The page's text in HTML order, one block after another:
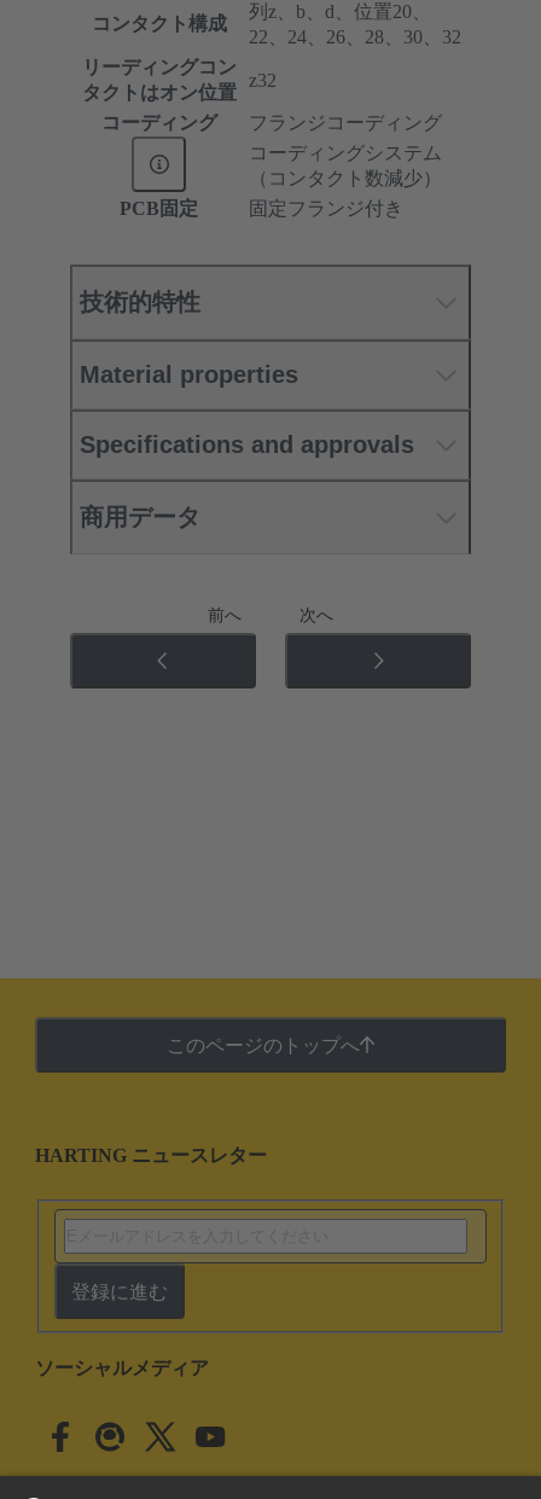
コンタクト構成
列z、b、d、位置20、
22、24、26、28、30、32
リーディングコン
タクトはオン位置
z32
コーディング
フランジコーディング
コーディングシステム
（コンタクト数減少）
PCB固定
固定フランジ付き
技術的特性
Material properties
Specifications and approvals
商用データ
前へ 次へ
このページのトップへ
HARTING ニュースレター
登録に進む
ソーシャルメディア